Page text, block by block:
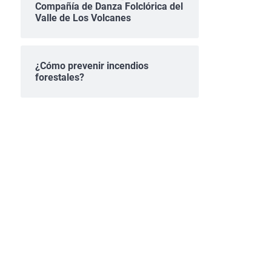
Compañía de Danza Folclórica del
Valle de Los Volcanes
¿Cómo prevenir incendios
forestales?